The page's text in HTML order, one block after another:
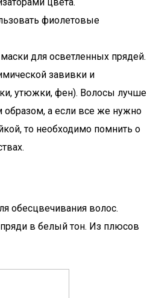
фиолетовые
для осветленных прядей.
завивки и
утюжки, фен). Волосы лучше
образом, а если все же нужно
то необходимо помнить о
обесцвечивания волос.
в белый тон. Из плюсов